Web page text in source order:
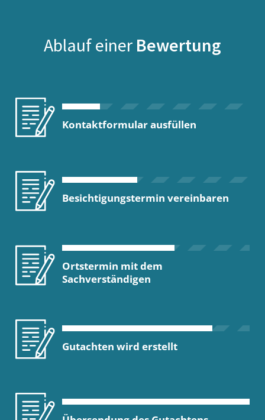
Ablauf einer Bewertung
Kontaktformular ausfüllen
Besichtigungstermin vereinbaren
Ortstermin mit dem
Sachverständigen
Gutachten wird erstellt